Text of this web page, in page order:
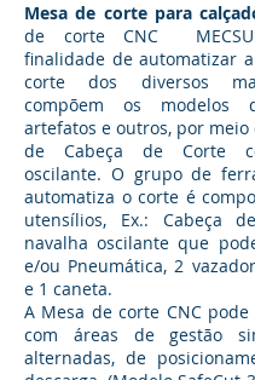
Mesa de corte para
de corte CNC
finalidade de automatizar
corte dos diversos
compõem os modelos
artefatos e outros, por meio
de Cabeça de Corte
oscilante. O grupo de
automatiza o corte é
utensílios, Ex.: Cabeça
navalha oscilante que
e/ou Pneumática, 2
e 1 caneta.
A Mesa de corte CNC
com áreas de gestão
alternadas, de